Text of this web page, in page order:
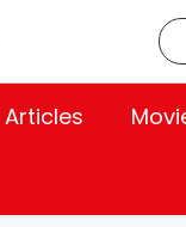
Articles